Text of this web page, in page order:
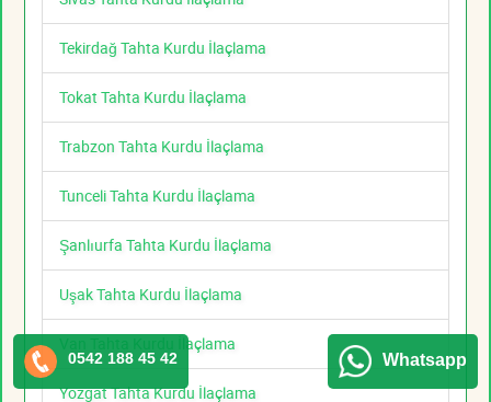
Tekirdağ Tahta Kurdu İlaçlama
Tokat Tahta Kurdu İlaçlama
Trabzon Tahta Kurdu İlaçlama
Tunceli Tahta Kurdu İlaçlama
Şanlıurfa Tahta Kurdu İlaçlama
Uşak Tahta Kurdu İlaçlama
Van Tahta Kurdu İlaçlama
Yozgat Tahta Kurdu İlaçlama
0542 188 45 42 Whatsapp